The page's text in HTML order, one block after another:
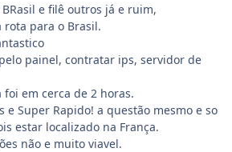
e filê outros já e ruim,
rota para o Brasil.
painel, contratar ips, servidor de
em cerca de 2 horas.
e Super Rapido! a questão mesmo e so
estar localizado na França.
não e muito viavel.